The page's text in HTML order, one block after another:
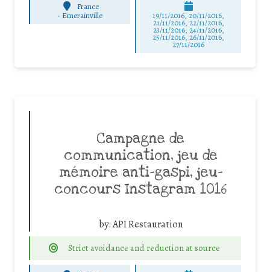
France
- Emerainville 19/11/2016, 20/11/2016,
21/11/2016, 22/11/2016,
23/11/2016, 24/11/2016,
25/11/2016, 26/11/2016,
27/11/2016
Campagne de
communication, jeu de
mémoire anti-gaspi, jeu-
concours Instagram 1016
by:API Restauration
Strict avoidance and reduction at source